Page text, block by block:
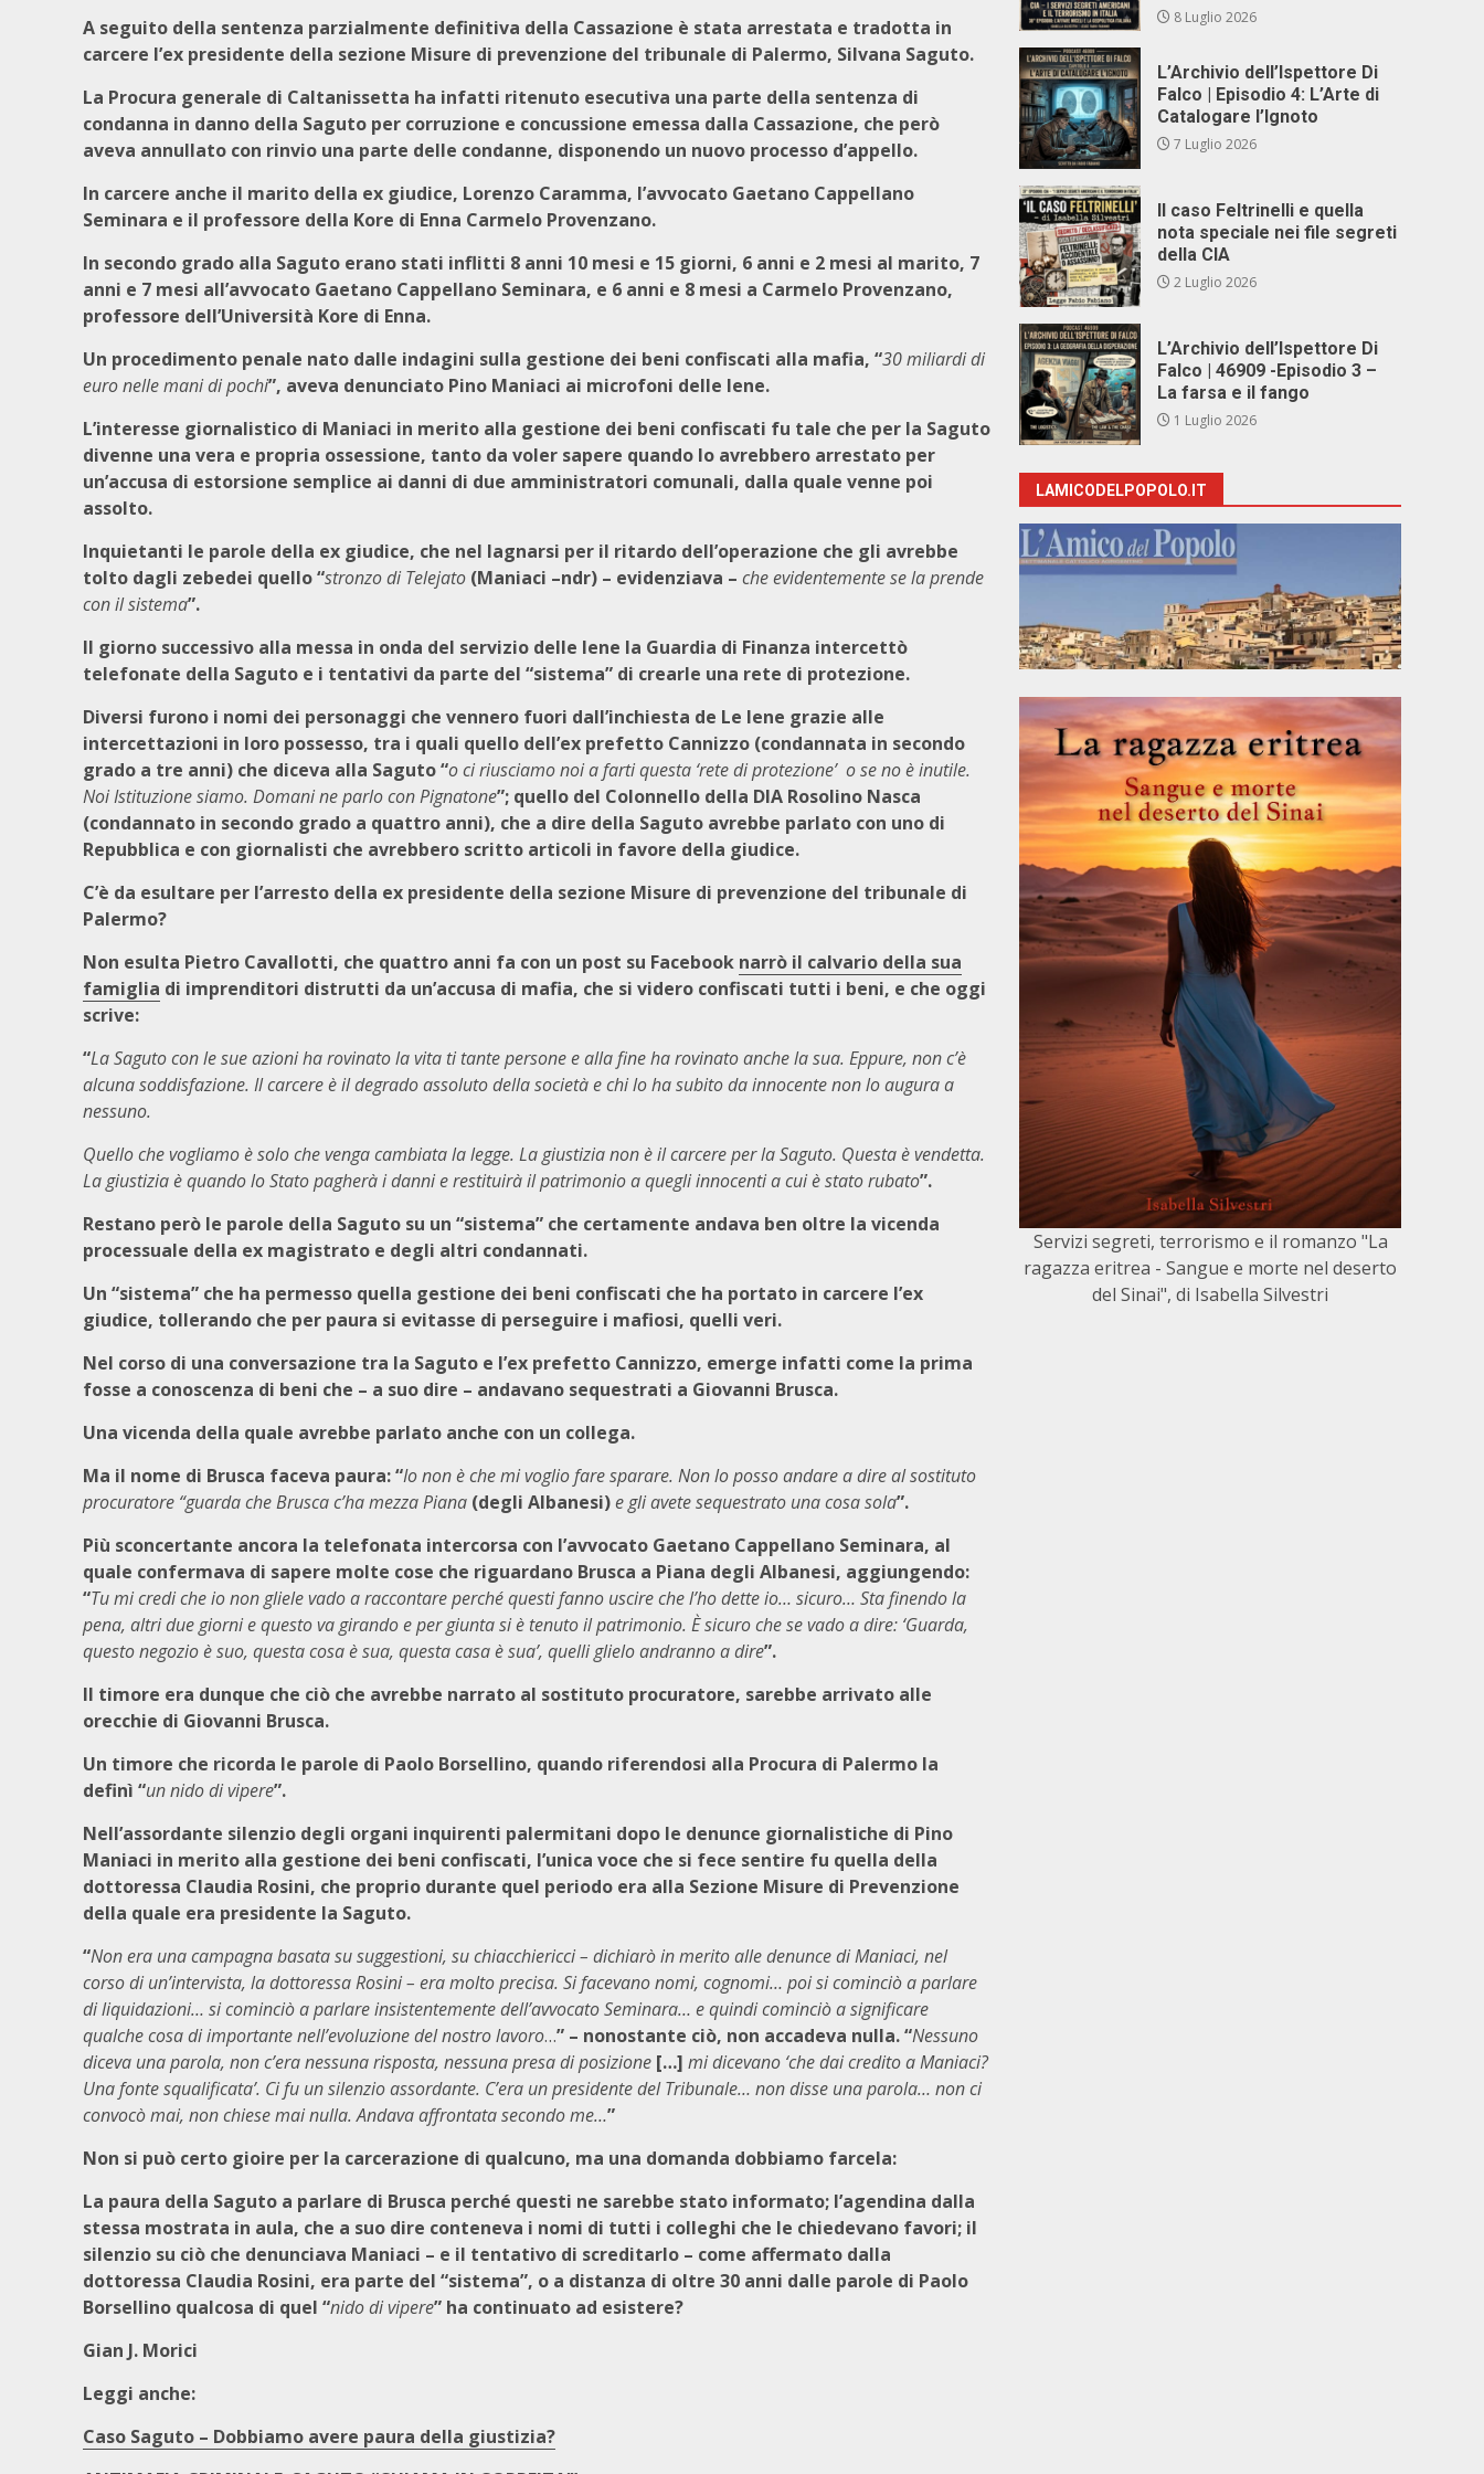
A seguito della sentenza parzialmente definitiva della Cassazione è stata arrestata e tradotta in
carcere l’ex presidente della sezione Misure di prevenzione del tribunale di Palermo, Silvana Saguto.
La Procura generale di Caltanissetta ha infatti ritenuto esecutiva una parte della sentenza di
condanna in danno della Saguto per corruzione e concussione emessa dalla Cassazione, che però
aveva annullato con rinvio una parte delle condanne, disponendo un nuovo processo d’appello.
In carcere anche il marito della ex giudice, Lorenzo Caramma, l’avvocato Gaetano Cappellano
Seminara e il professore della Kore di Enna Carmelo Provenzano.
In secondo grado alla Saguto erano stati inflitti 8 anni 10 mesi e 15 giorni, 6 anni e 2 mesi al marito, 7
anni e 7 mesi all’avvocato Gaetano Cappellano Seminara, e 6 anni e 8 mesi a Carmelo Provenzano,
professore dell’Università Kore di Enna.
Un procedimento penale nato dalle indagini sulla gestione dei beni confiscati alla mafia, “30 miliardi di
euro nelle mani di pochi”, aveva denunciato Pino Maniaci ai microfoni delle Iene.
L’interesse giornalistico di Maniaci in merito alla gestione dei beni confiscati fu tale che per la Saguto
divenne una vera e propria ossessione, tanto da voler sapere quando lo avrebbero arrestato per
un’accusa di estorsione semplice ai danni di due amministratori comunali, dalla quale venne poi
assolto.
Inquietanti le parole della ex giudice, che nel lagnarsi per il ritardo dell’operazione che gli avrebbe
tolto dagli zebedei quello “stronzo di Telejato (Maniaci –ndr) – evidenziava – che evidentemente se la prende
con il sistema”.
Il giorno successivo alla messa in onda del servizio delle Iene la Guardia di Finanza intercettò
telefonate della Saguto e i tentativi da parte del “sistema” di crearle una rete di protezione.
Diversi furono i nomi dei personaggi che vennero fuori dall’inchiesta de Le Iene grazie alle
intercettazioni in loro possesso, tra i quali quello dell’ex prefetto Cannizzo (condannata in secondo
grado a tre anni) che diceva alla Saguto “o ci riusciamo noi a farti questa ‘rete di protezione’ o se no è inutile.
Noi Istituzione siamo. Domani ne parlo con Pignatone”; quello del Colonnello della DIA Rosolino Nasca
(condannato in secondo grado a quattro anni), che a dire della Saguto avrebbe parlato con uno di
Repubblica e con giornalisti che avrebbero scritto articoli in favore della giudice.
C’è da esultare per l’arresto della ex presidente della sezione Misure di prevenzione del tribunale di
Palermo?
Non esulta Pietro Cavallotti, che quattro anni fa con un post su Facebook narrò il calvario della sua
famiglia di imprenditori distrutti da un’accusa di mafia, che si videro confiscati tutti i beni, e che oggi
scrive:
“La Saguto con le sue azioni ha rovinato la vita ti tante persone e alla fine ha rovinato anche la sua. Eppure, non c’è
alcuna soddisfazione. Il carcere è il degrado assoluto della società e chi lo ha subito da innocente non lo augura a
nessuno.
Quello che vogliamo è solo che venga cambiata la legge. La giustizia non è il carcere per la Saguto. Questa è vendetta.
La giustizia è quando lo Stato pagherà i danni e restituirà il patrimonio a quegli innocenti a cui è stato rubato”.
Restano però le parole della Saguto su un “sistema” che certamente andava ben oltre la vicenda
processuale della ex magistrato e degli altri condannati.
Un “sistema” che ha permesso quella gestione dei beni confiscati che ha portato in carcere l’ex
giudice, tollerando che per paura si evitasse di perseguire i mafiosi, quelli veri.
Nel corso di una conversazione tra la Saguto e l’ex prefetto Cannizzo, emerge infatti come la prima
fosse a conoscenza di beni che – a suo dire – andavano sequestrati a Giovanni Brusca.
Una vicenda della quale avrebbe parlato anche con un collega.
Ma il nome di Brusca faceva paura: “Io non è che mi voglio fare sparare. Non lo posso andare a dire al sostituto
procuratore “guarda che Brusca c’ha mezza Piana (degli Albanesi)e gli avete sequestrato una cosa sola”.
Più sconcertante ancora la telefonata intercorsa con l’avvocato Gaetano Cappellano Seminara, al
quale confermava di sapere molte cose che riguardano Brusca a Piana degli Albanesi, aggiungendo:
“Tu mi credi che io non gliele vado a raccontare perché questi fanno uscire che l’ho dette io… sicuro… Sta finendo la
pena, altri due giorni e questo va girando e per giunta si è tenuto il patrimonio. È sicuro che se vado a dire: ‘Guarda,
questo negozio è suo, questa cosa è sua, questa casa è sua’, quelli glielo andranno a dire”.
Il timore era dunque che ciò che avrebbe narrato al sostituto procuratore, sarebbe arrivato alle
orecchie di Giovanni Brusca.
Un timore che ricorda le parole di Paolo Borsellino, quando riferendosi alla Procura di Palermo la
definì “un nido di vipere”.
Nell’assordante silenzio degli organi inquirenti palermitani dopo le denunce giornalistiche di Pino
Maniaci in merito alla gestione dei beni confiscati, l’unica voce che si fece sentire fu quella della
dottoressa Claudia Rosini, che proprio durante quel periodo era alla Sezione Misure di Prevenzione
della quale era presidente la Saguto.
“Non era una campagna basata su suggestioni, su chiacchiericci – dichiarò in merito alle denunce di Maniaci, nel
corso di un’intervista, la dottoressa Rosini – era molto precisa. Si facevano nomi, cognomi… poi si cominciò a parlare
di liquidazioni… si cominciò a parlare insistentemente dell’avvocato Seminara… e quindi cominciò a significare
qualche cosa di importante nell’evoluzione del nostro lavoro…” – nonostante ciò, non accadeva nulla. “Nessuno
diceva una parola, non c’era nessuna risposta, nessuna presa di posizione […] mi dicevano ‘che dai credito a Maniaci?
Una fonte squalificata’. Ci fu un silenzio assordante. C’era un presidente del Tribunale… non disse una parola… non ci
convocò mai, non chiese mai nulla. Andava affrontata secondo me…”
Non si può certo gioire per la carcerazione di qualcuno, ma una domanda dobbiamo farcela:
La paura della Saguto a parlare di Brusca perché questi ne sarebbe stato informato; l’agendina dalla
stessa mostrata in aula, che a suo dire conteneva i nomi di tutti i colleghi che le chiedevano favori; il
silenzio su ciò che denunciava Maniaci – e il tentativo di screditarlo – come affermato dalla
dottoressa Claudia Rosini, era parte del “sistema”, o a distanza di oltre 30 anni dalle parole di Paolo
Borsellino qualcosa di quel “nido di vipere” ha continuato ad esistere?
Gian J. Morici
Leggi anche:
Caso Saguto – Dobbiamo avere paura della giustizia?
8 Luglio 2026
L’Archivio dell’Ispettore Di
Falco | Episodio 4: L’Arte di
Catalogare l’Ignoto
7 Luglio 2026
Il caso Feltrinelli e quella
nota speciale nei file segreti
della CIA
2 Luglio 2026
L’Archivio dell’Ispettore Di
Falco | 46909 -Episodio 3 –
La farsa e il fango
1 Luglio 2026
LAMICODELPOPOLO.IT
Servizi segreti, terrorismo e il romanzo "La
ragazza eritrea - Sangue e morte nel deserto
del Sinai", di Isabella Silvestri